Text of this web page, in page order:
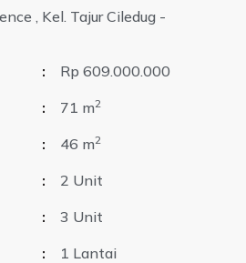
, Kel. Tajur Ciledug -
:
Rp 609.000.000
: 71 m2
: 46 m2
:
2 Unit
:
3 Unit
:
1 Lantai